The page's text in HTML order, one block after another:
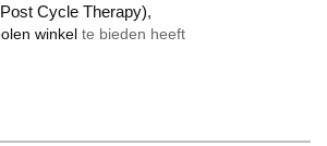
Cycle Therapy),
winkel te bieden heeft